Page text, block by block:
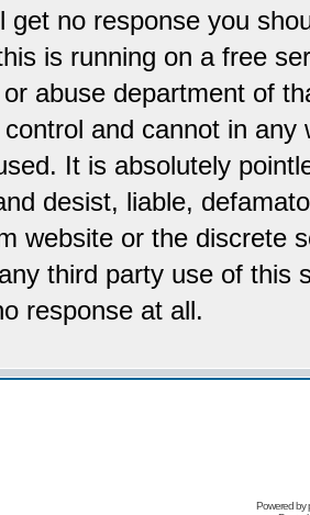
get no response you
is running on a free
abuse department of
and cannot in
It is absolutely
desist, liable,
website or the discrete
third party use of this
response at all.
Powered by